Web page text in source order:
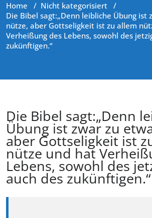
Home / Nicht kategorisiert /
Die Bibel sagt:„Denn leibliche Übung ist
nütze, aber Gottseligkeit ist zu allem
Verheißung des Lebens, sowohl des
zukünftigen.“
Die Bibel sagt:„Denn
Übung ist zwar zu
aber Gottseligkeit ist
nütze und hat
Lebens, sowohl des
auch des zukünftigen.“